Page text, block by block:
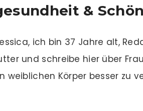
&
ich bin 37 Jahre alt,
und schreibe hier über
weiblichen Körper besser zu